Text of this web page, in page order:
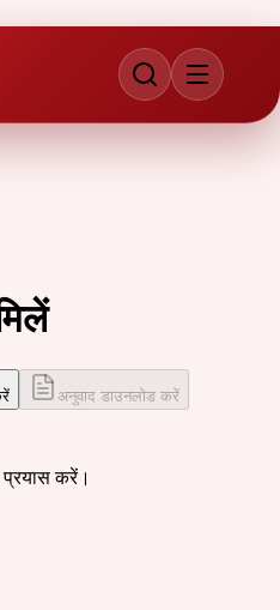
अनुवाद डाउनलोड करें
करें।